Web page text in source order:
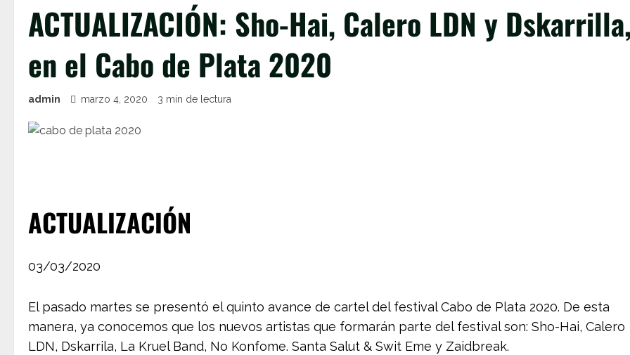
ACTUALIZACIÓN: Sho-Hai, Calero LDN y
en el Cabo de Plata 2020
admin marzo 4, 2020 3 min de lectura
ACTUALIZACIÓN
03/03/2020
El pasado martes se presentó el quinto avance de cartel del festival Cabo de Plata 2020. De esta
manera, ya conocemos que los nuevos artistas que formarán parte del festival son: Sho-Hai, Calero
LDN, Dskarrila, La Kruel Band, No Konfome. Santa Salut & Swit Eme y Zaidbreak.